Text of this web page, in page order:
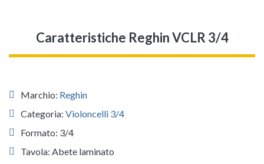
Caratteristiche Reghin VCLR 3/4
Marchio: Reghin
Categoria: Violoncelli 3/4
Formato: 3/4
Tavola: Abete laminato